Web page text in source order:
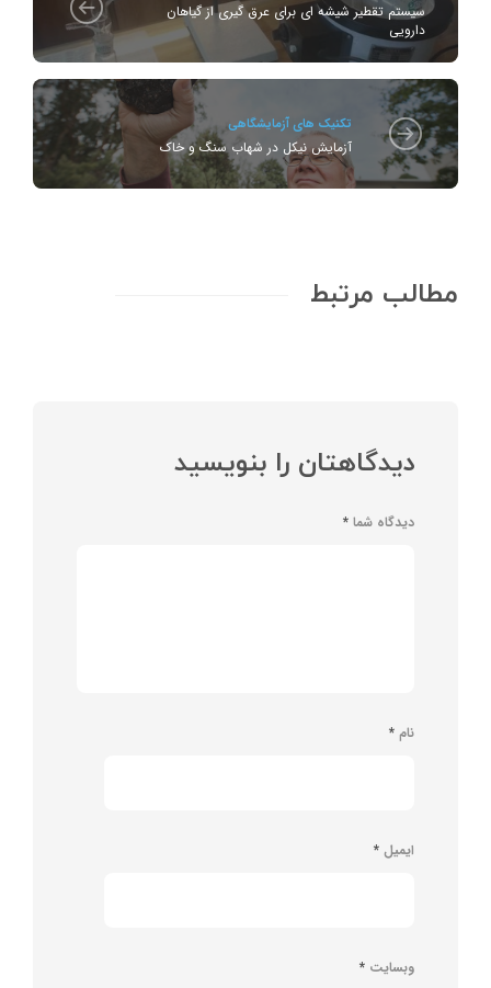
سیستم تقطیر شیشه ای برای عرق گیری از گیاهان
دارویی
تکنیک های آزمایشگاهی
آزمایش نیکل در شهاب سنگ و خاک
مطالب مرتبط
دیدگاهتان را بنویسید
دیدگاه شما *
نام *
ایمیل *
وبسایت *